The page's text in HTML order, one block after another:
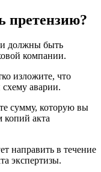
претензию?
должны быть
компании.
изложите, что
аварии.
сумму, которую вы
копий акта
направить в течение
экспертизы.